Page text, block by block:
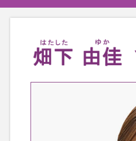
アナウンサー
Relay Essay
リレーエッセイ